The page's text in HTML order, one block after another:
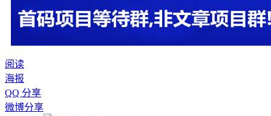
阅读
海报
QQ 分享
微博分享